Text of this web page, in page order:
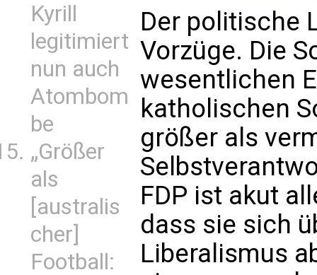
Kyrill
legitimiert
nun auch
Atombom
be
„Größer
als
[australis
cher]
Football:
Der politische
Vorzüge. Die
wesentlichen
katholischen
größer als
FDP ist akut
dass sie sich
Liberalismus